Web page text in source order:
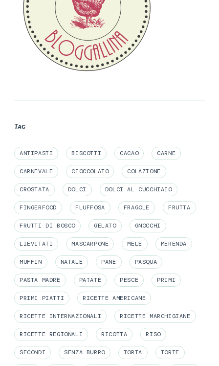
Tag
ANTIPASTI BISCOTTI CACAO CARNE
CARNEVALE CIOCCOLATO COLAZIONE
CROSTATA DOLCI DOLCI AL CUCCHIAIO
FINGERFOOD FLUFFOSA FRAGOLE FRUTTA
FRUTTI DI BOSCO GELATO GNOCCHI
LIEVITATI MASCARPONE MELE MERENDA
MUFFIN NATALE PANE PASQUA
PASTA MADRE PATATE PESCE PRIMI
PRIMI PIATTI RICETTE AMERICANE
RICETTE INTERNAZIONALI RICETTE MARCHIGIANE
RICETTE REGIONALI RICOTTA RISO
SECONDI SENZA BURRO TORTA TORTE